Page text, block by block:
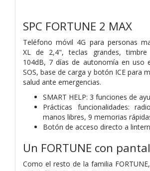
SPC FORTUNE 2 MAX
Teléfono móvil 4G para personas
XL de 2,4", teclas grandes,
104dB, 7 días de autonomía en uso
SOS, base de carga y botón ICE para
salud ante emergencias.
SMART HELP: 3 funciones de
Prácticas funcionalidades:
manos libres, 9 memorias
Botón de acceso directo a
Un FORTUNE con
Como el resto de la familia